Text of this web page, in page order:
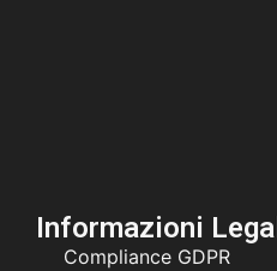
Informazioni
Compliance GDPR